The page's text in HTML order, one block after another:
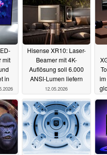
mit
in
Hisense XR10: Laser-
Beamer mit 4K-
Auflösung soll 6.000
ANSI-Lumen liefern
12.05.2026